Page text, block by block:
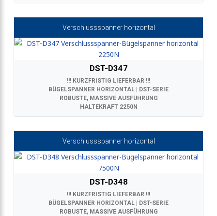
Verschlussspanner horizontal
DST-D347
!!! KURZFRISTIG LIEFERBAR !!!
BÜGELSPANNER HORIZONTAL | DST-SERIE
ROBUSTE, MASSIVE AUSFÜHRUNG
HALTEKRAFT 2250N
Verschlussspanner horizontal
DST-D348
!!! KURZFRISTIG LIEFERBAR !!!
BÜGELSPANNER HORIZONTAL | DST-SERIE
ROBUSTE, MASSIVE AUSFÜHRUNG